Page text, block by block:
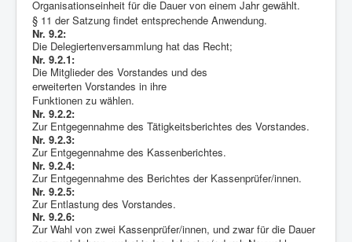
Organisationseinheit für die Dauer von einem Jahr gewählt.
§ 11 der Satzung findet entsprechende Anwendung.
Nr. 9.2:
Die Delegiertenversammlung hat das Recht;
Nr. 9.2.1:
Die Mitglieder des Vorstandes und des
erweiterten Vorstandes in ihre
Funktionen zu wählen.
Nr. 9.2.2:
Zur Entgegennahme des Tätigkeitsberichtes des Vorstandes.
Nr. 9.2.3:
Zur Entgegennahme des Kassenberichtes.
Nr. 9.2.4:
Zur Entgegennahme des Berichtes der Kassenprüfer/innen.
Nr. 9.2.5:
Zur Entlastung des Vorstandes.
Nr. 9.2.6:
Zur Wahl von zwei Kassenprüfer/innen, und zwar für die Dauer